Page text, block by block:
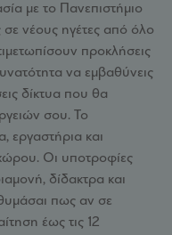
με το Πανεπιστήμιο
νέους ηγέτες από όλο
προκλήσεις
να εμβαθύνεις
δίκτυα που θα
σου. Το
εργαστήρια και
Οι υποτροφίες
δίδακτρα και
πως αν σε
έως τις 12